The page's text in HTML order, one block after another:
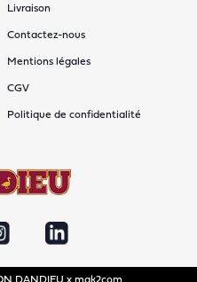
Livraison
Contactez-nous
Mentions légales
CGV
Politique de confidentialité